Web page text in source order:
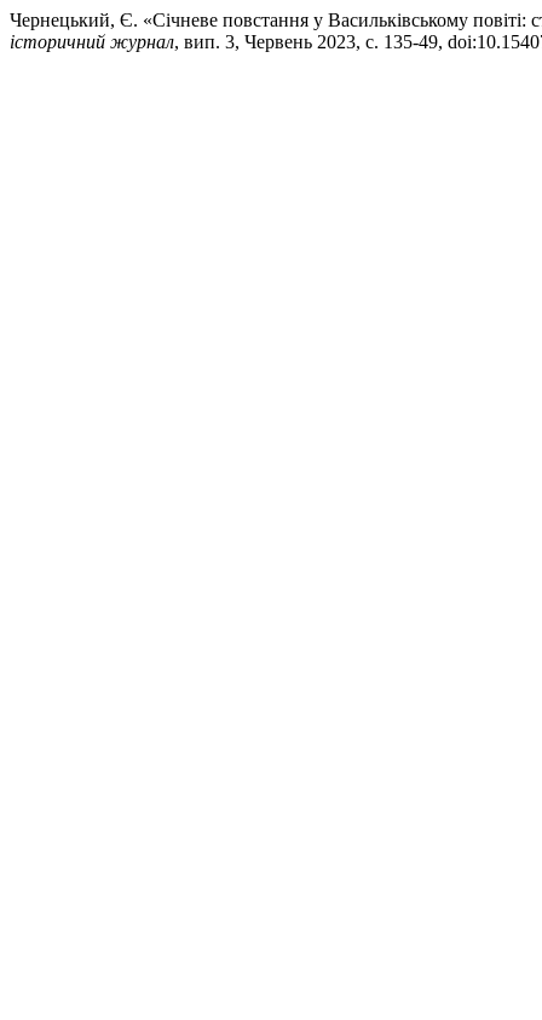
Чернецький, Є. «Січневе повстання у Васильківському повіті:
історичний журнал, вип. 3, Червень 2023, с. 135-49,